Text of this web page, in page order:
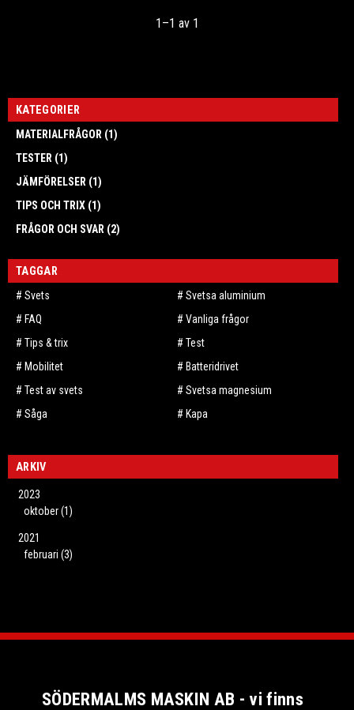
1–1 av 1
KATEGORIER
MATERIALFRÅGOR (1)
TESTER (1)
JÄMFÖRELSER (1)
TIPS OCH TRIX (1)
FRÅGOR OCH SVAR (2)
TAGGAR
Svets
Svetsa aluminium
FAQ
Vanliga frågor
Tips & trix
Test
Mobilitet
Batteridrivet
Test av svets
Svetsa magnesium
Såga
Kapa
ARKIV
2023
oktober (1)
2021
februari (3)
SÖDERMALMS MASKIN AB - vi finns